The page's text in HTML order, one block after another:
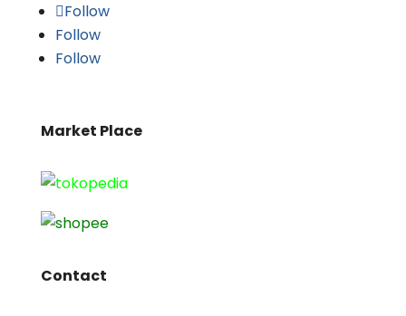
Follow
Follow
Follow
Market Place
Contact